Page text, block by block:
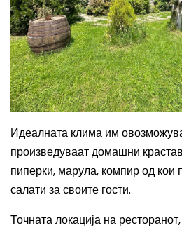
Идеалната клима им
произведуваат домашни
пиперки, марула, компир од кои
салати за своите гости.
Точната локација на